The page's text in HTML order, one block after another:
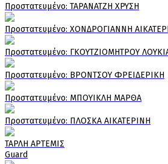
Πρoστατευμένο: ΤΑΡΑΝΑΤΖΗ ΧΡΥΣΗ
Πρoστατευμένο: ΧΟΝΔΡΟΓΙΑΝΝΗ
Πρoστατευμένο: ΓΚΟΥΤΖΙΟΜΗΤΡΟΥ
Πρoστατευμένο: ΒΡΟΝΤΣΟΥ ΦΡΕΙΔΕΡΙΚΗ
Πρoστατευμένο: ΜΠΟΥΙΚΛΗ ΜΑΡΘΑ
Πρoστατευμένο: ΠΛΟΣΚΑ ΑΙΚΑΤΕΡΙΝΗ
ΤΑΡΛΗ ΑΡΤΕΜΙΣ
Guard